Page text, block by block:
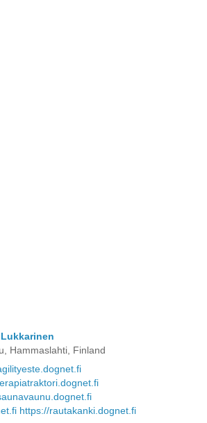
Hammaslahti, Finland
https://rautakanki.dognet.fi